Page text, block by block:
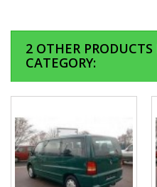
2 OTHER
CATEGORY: